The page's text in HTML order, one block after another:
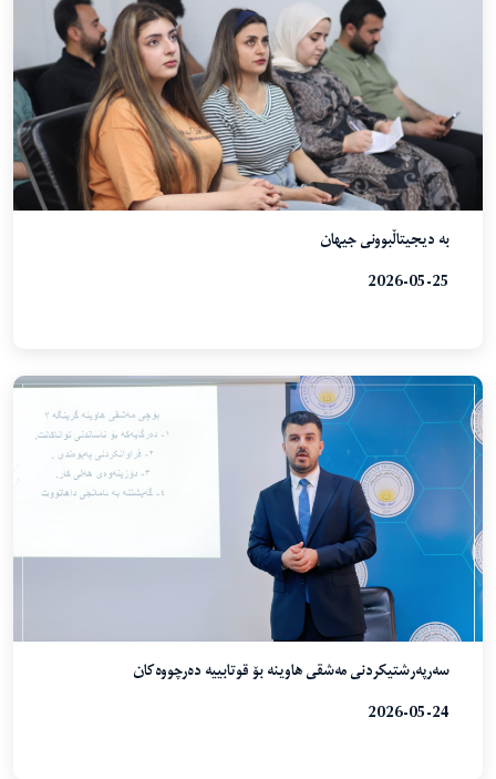
بە دیجیتاڵبوونی جیهان
2026-05-25
سەرپەرشتیکردنی مەشقی هاوینە بۆ قوتابییە دەرچووەکان
2026-05-24